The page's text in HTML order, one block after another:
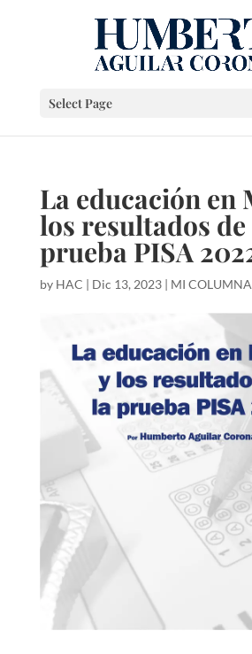
Select Page
La educación en
los resultados de
prueba PISA
by HAC | Dic 13, 2023| MI COLUMNA